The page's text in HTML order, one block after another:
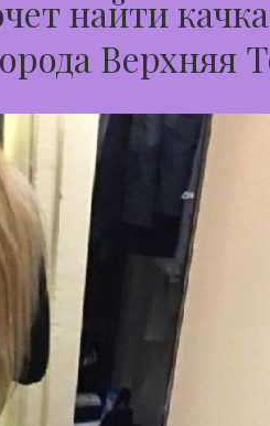
найти
Верхняя